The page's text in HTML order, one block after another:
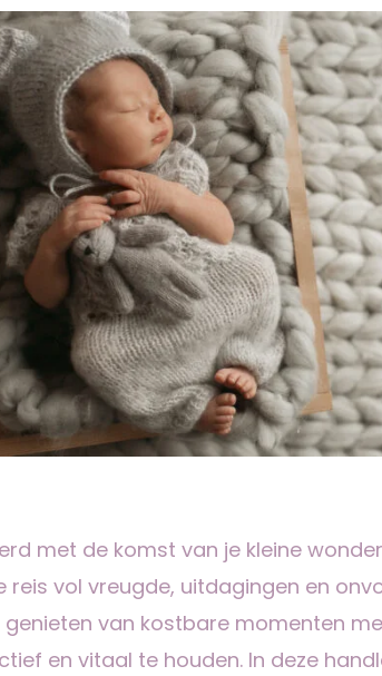
met de komst van je kleine
reis vol vreugde, uitdagingen en
van kostbare momenten
en vitaal te houden. In deze